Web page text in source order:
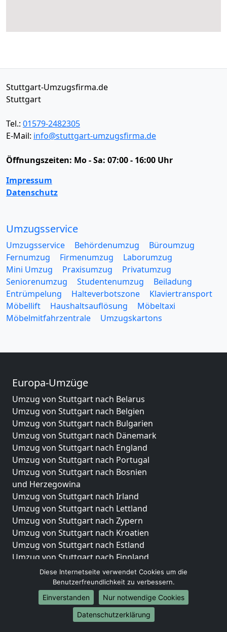
Stuttgart-Umzugsfirma.de
Stuttgart
Tel.: 01579-2482305
E-Mail: info@stuttgart-umzugsfirma.de
Öffnungszeiten: Mo - Sa: 07:00 - 16:00 Uhr
Impressum
Datenschutz
Umzugsservice
Umzugsservice Behördenumzug
Büroumzug
Fernumzug
Firmenumzug
Laborumzug
Mini Umzug
Praxisumzug
Privatumzug
Seniorenumzug
Studentenumzug
Beiladung
Entrümpelung
Halteverbotszone
Klaviertransport
Möbellift
Haushaltsauflösung
Möbeltaxi
Möbelmitfahrzentrale
Umzugskartons
Europa-Umzüge
Umzug von Stuttgart nach Belarus
Umzug von Stuttgart nach Belgien
Umzug von Stuttgart nach Bulgarien
Umzug von Stuttgart nach Dänemark
Umzug von Stuttgart nach England
Umzug von Stuttgart nach Portugal
Umzug von Stuttgart nach Bosnien
und Herzegowina
Umzug von Stuttgart nach Irland
Umzug von Stuttgart nach Lettland
Umzug von Stuttgart nach Zypern
Umzug von Stuttgart nach Kroatien
Umzug von Stuttgart nach Estland
Umzug von Stuttgart nach Finnland
Umzug von Stuttgart nach Frankreich
Umzug von Stuttgart nach Griechenland
Umzug von Stuttgart nach Italien
Umzug von Stuttgart nach Liechtenstein
Umzug von Stuttgart nach Luxemburg
Diese Internetseite verwendet Cookies um die
Benutzerfreundlichkeit zu verbessern.
Einverstanden
Nur notwendige Cookies
Datenschutzerklärung